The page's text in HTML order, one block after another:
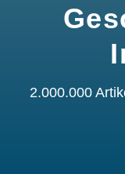
2.000.000